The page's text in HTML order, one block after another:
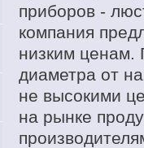
приборов -
компания
низким ценам.
диаметра от
не высокими
на рынке